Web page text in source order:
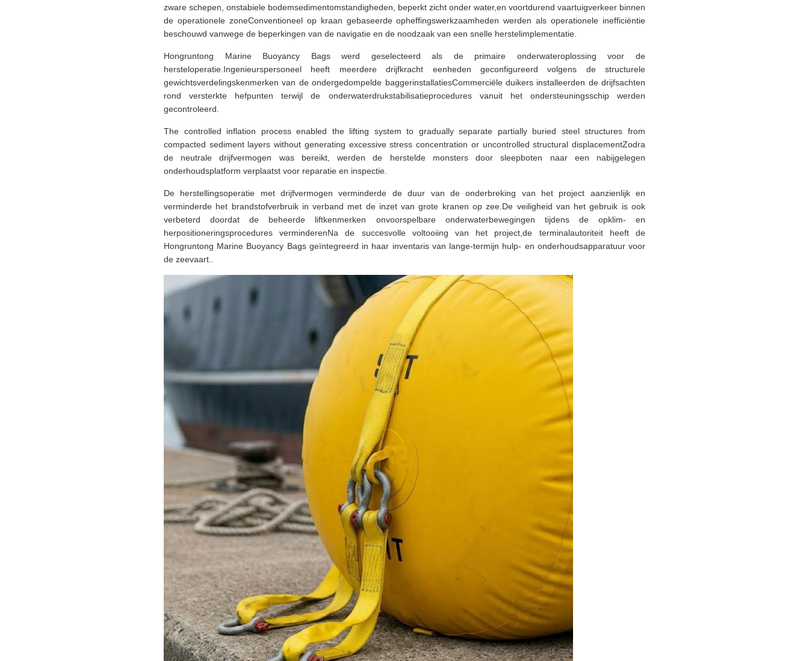
zware schepen, onstabiele bodemsedimentomstandigheden, beperkt zicht onder water,en voortdurend vaartuigverkeer binnen
de operationele zoneConventioneel op kraan gebaseerde opheffingswerkzaamheden werden als operationele inefficiëntie
beschouwd vanwege de beperkingen van de navigatie en de noodzaak van een snelle herstelimplementatie.
Hongruntong Marine Buoyancy Bags werd geselecteerd als de primaire onderwateroplossing voor de
hersteloperatie.Ingenieurspersoneel heeft meerdere drijfkracht eenheden geconfigureerd volgens de structurele
gewichtsverdelingskenmerken van de ondergedompelde baggerinstallatiesCommerciële duikers installeerden de drijfsachten
rond versterkte hefpunten terwijl de onderwaterdrukstabilisatieprocedures vanuit het ondersteuningsschip werden
gecontroleerd.
The controlled inflation process enabled the lifting system to gradually separate partially buried steel structures from
compacted sediment layers without generating excessive stress concentration or uncontrolled structural displacementZodra
de neutrale drijfvermogen was bereikt, werden de herstelde monsters door sleepboten naar een nabijgelegen
onderhoudsplatform verplaatst voor reparatie en inspectie.
De herstellingsoperatie met drijfvermogen verminderde de duur van de onderbreking van het project aanzienlijk en
verminderde het brandstofverbruik in verband met de inzet van grote kranen op zee.De veiligheid van het gebruik is ook
verbeterd doordat de beheerde liftkenmerken onvoorspelbare onderwaterbewegingen tijdens de opklim- en
herpositioneringsprocedures verminderenNa de succesvolle voltooiing van het project,de terminalautoriteit heeft de
Hongruntong Marine Buoyancy Bags geïntegreerd in haar inventaris van lange-termijn hulp- en onderhoudsapparatuur voor
de zeevaart..